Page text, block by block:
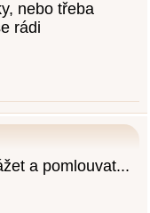
nebo třeba
rádi
a pomlouvat...